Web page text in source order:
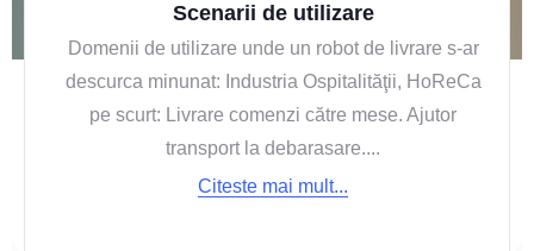
Scenarii de utilizare
Domenii de utilizare unde un robot de livrare s-ar
descurca minunat: Industria Ospitalităţii, HoReCa
pe scurt: Livrare comenzi către mese. Ajutor
transport la debarasare....
Citeste mai mult...